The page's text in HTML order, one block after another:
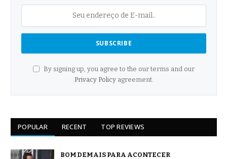
By signing up, you agree to the our terms and our
Privacy Policyagreement.
POPULAR RECENT TOP REVIEWS
BOM DEMAIS PARA ACONTECER